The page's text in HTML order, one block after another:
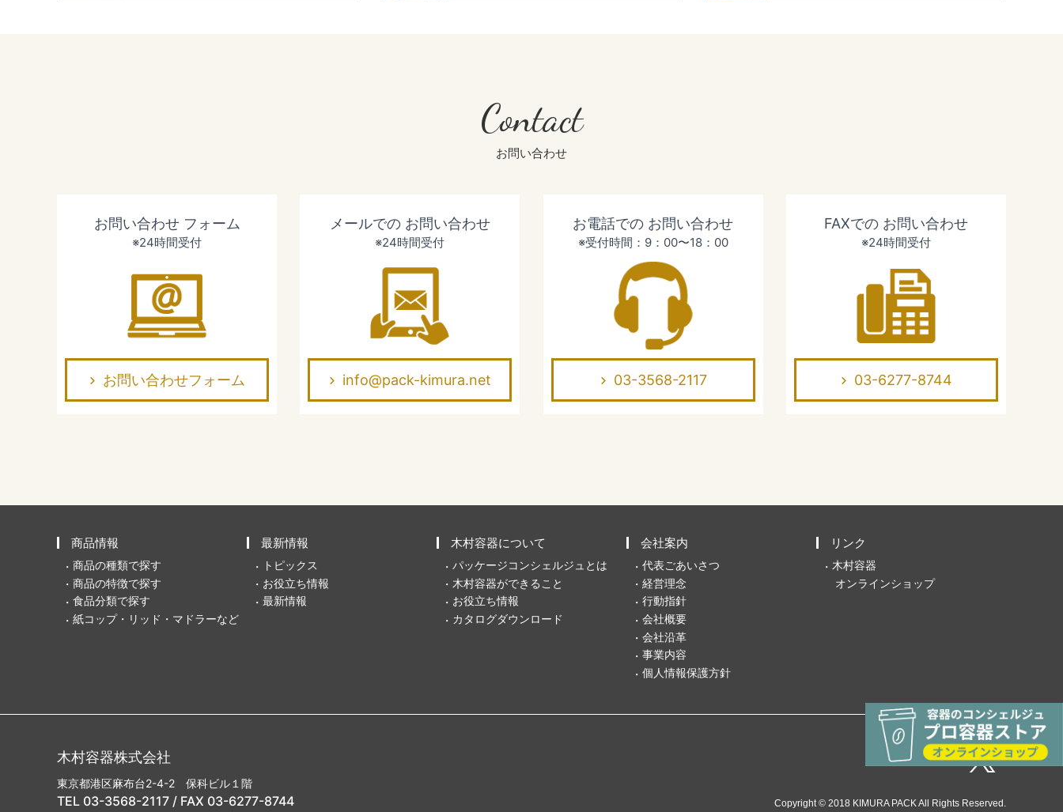
Contact
お問い合わせ
お問い合わせ フォーム
※24時間受付
お問い合わせフォーム
メールでの お問い合わせ
※24時間受付
info@pack-kimura.net
お電話での お問い合わせ
※受付時間：9：00〜18：00
03-3568-2117
FAXでの お問い合わせ
※24時間受付
03-6277-8744
商品情報
商品の種類で探す
商品の特徴で探す
食品分類で探す
紙コップ・リッド・マドラーなど
最新情報
トピックス
お役立ち情報
最新情報
木村容器について
パッケージコンシェルジュとは
木村容器ができること
お役立ち情報
カタログダウンロード
会社案内
代表ごあいさつ
経営理念
行動指針
会社概要
会社沿革
事業内容
個人情報保護方針
リンク
木村容器
オンラインショップ
木村容器株式会社
東京都港区麻布台2-4-2 保科ビル１階
TEL 03-3568-2117 / FAX 03-6277-8744 Copyright © 2018 KIMURA PACK All Rights Reserved.